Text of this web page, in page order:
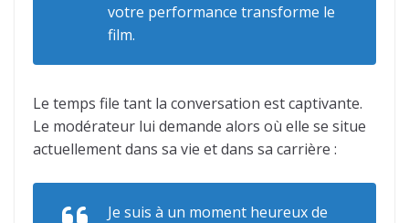
votre performance transforme le
film.
Le temps file tant la conversation est captivante.
Le modérateur lui demande alors où elle se situe
actuellement dans sa vie et dans sa carrière :
Je suis à un moment heureux de